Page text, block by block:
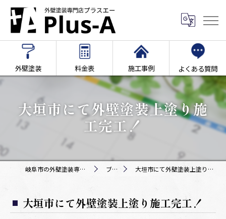
外壁塗装 料金表 施工事例 よくある質問
大垣市にて外壁塗装上塗り施
工完工！
岐阜市の外壁塗装専門店Plus-A ブログ 大垣市にて外壁塗装上塗り施工完工！
大垣市にて外壁塗装上塗り施工完工！